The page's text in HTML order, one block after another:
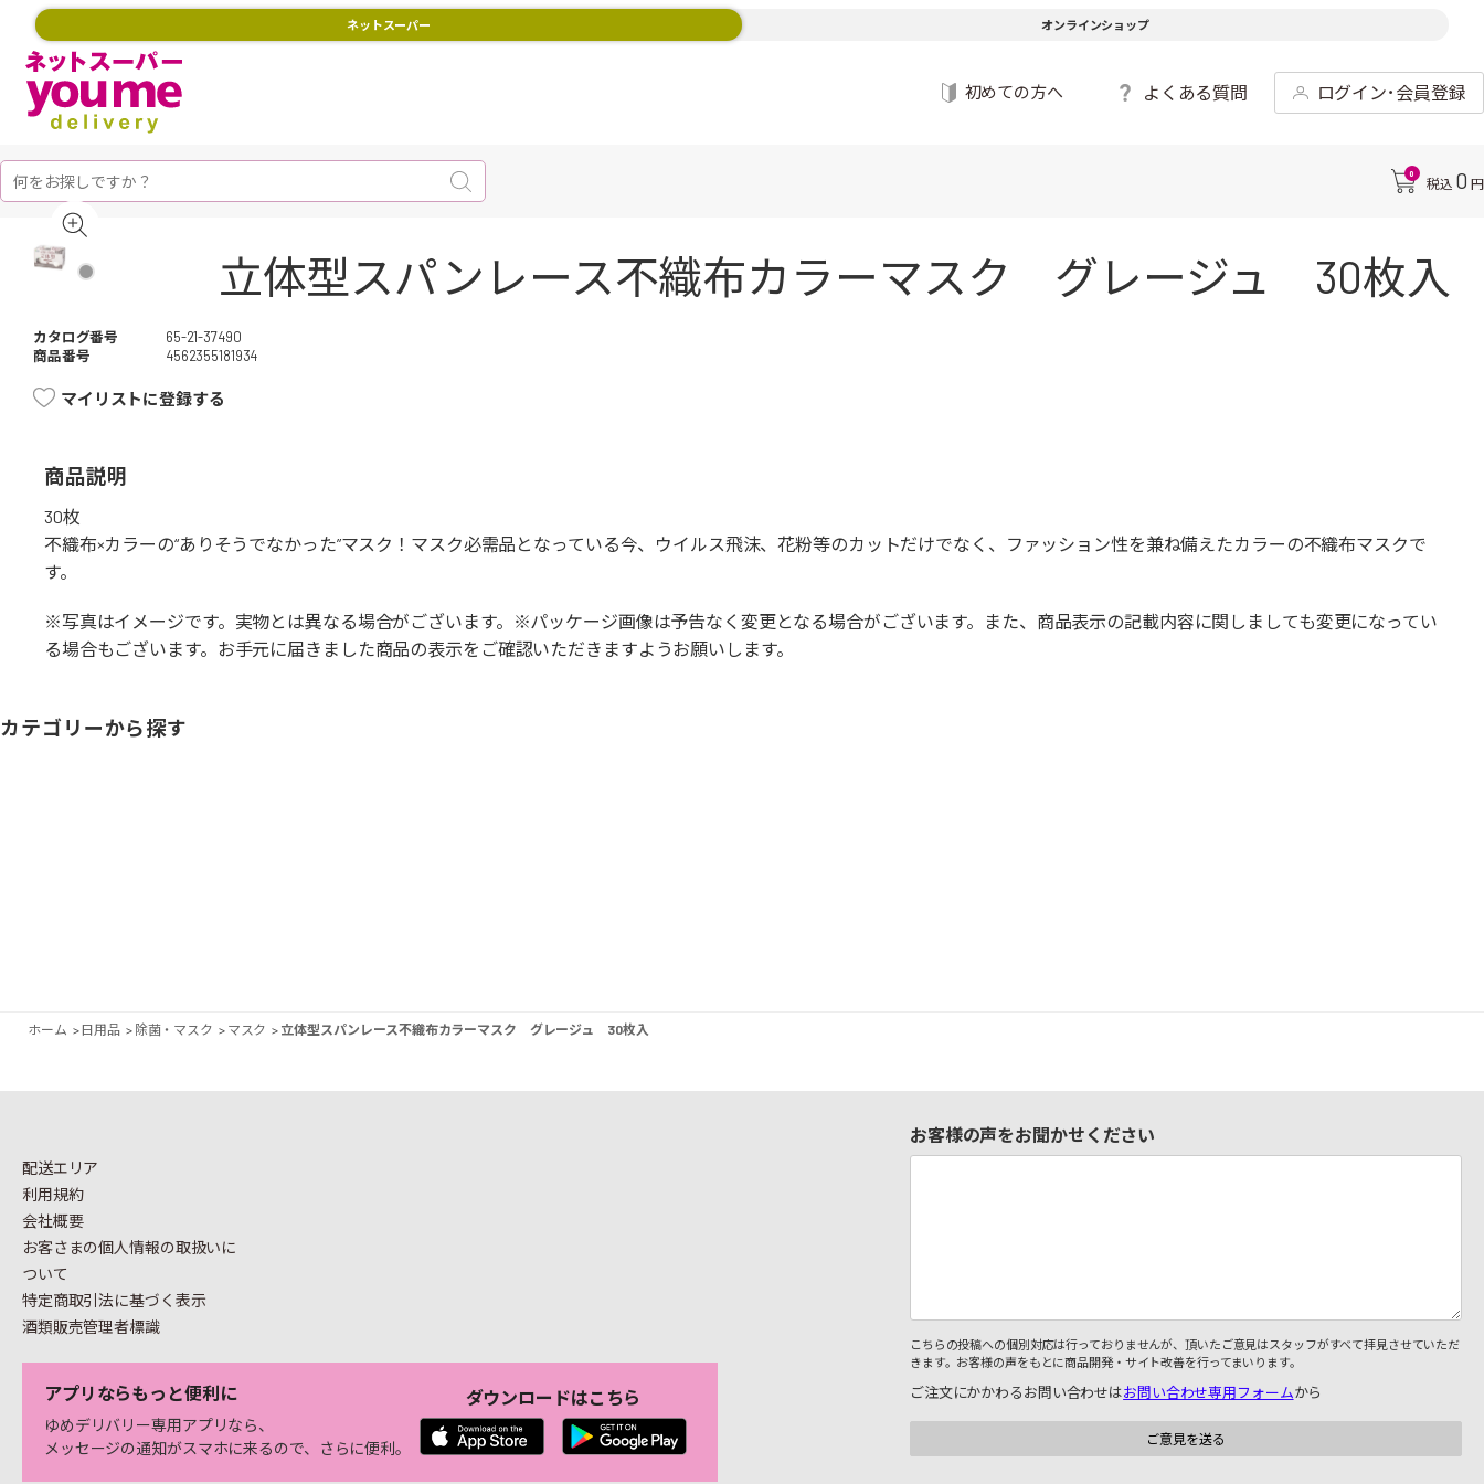
ネットスーパー オンラインショップ
初めての方へ よくある質問 ログイン･会員登録
0
税込 0 円
立体型スパンレース不織布カラーマスク グレージュ 30枚入
カタログ番号
65-21-37490
商品番号
4562355181934
マイリストに登録する
商品説明
30枚
不織布×カラーの“ありそうでなかった”マスク！マスク必需品となっている今、ウイルス飛沫、花粉等のカットだけでなく、ファッション性を兼ね備えたカラーの不織布マスクで
す。
※写真はイメージです。実物とは異なる場合がございます。※パッケージ画像は予告なく変更となる場合がございます。また、商品表示の記載内容に関しましても変更になってい
る場合もございます。お手元に届きました商品の表示をご確認いただきますようお願いします。
カテゴリーから探す
ホーム >日用品 > 除菌・マスク > マスク > 立体型スパンレース不織布カラーマスク グレージュ 30枚入
配送エリア
利用規約
会社概要
お客さまの個人情報の取扱いに
ついて
特定商取引法に基づく表示
酒類販売管理者標識
アプリならもっと便利に
ゆめデリバリー専用アプリなら、
メッセージの通知がスマホに来るので、さらに便利。
ダウンロードはこちら
お客様の声をお聞かせください
こちらの投稿への個別対応は行っておりませんが、頂いたご意見はスタッフがすべて拝見させていただ
きます。お客様の声をもとに商品開発・サイト改善を行ってまいります。
ご注文にかかわるお問い合わせはお問い合わせ専用フォームから